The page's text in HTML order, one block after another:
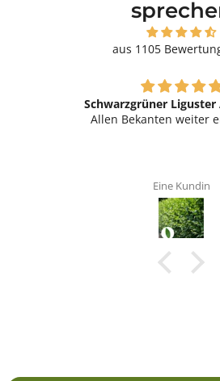
aus 1105
Schwarzgrüner
Allen Bekanten weiter
Eine Kundin